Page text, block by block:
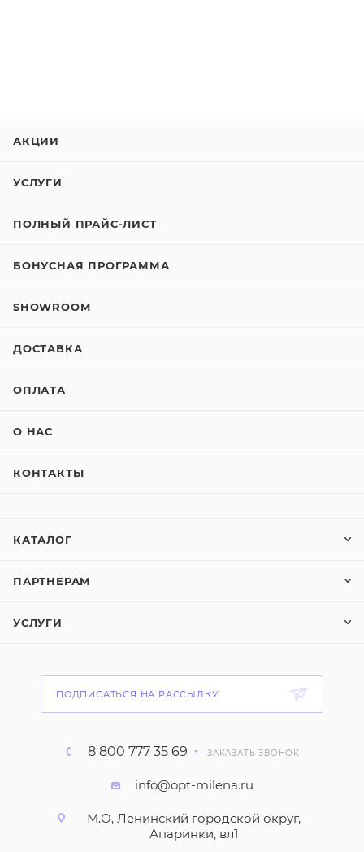
АКЦИИ
УСЛУГИ
ПОЛНЫЙ ПРАЙС-ЛИСТ
БОНУСНАЯ ПРОГРАММА
SHOWROOM
ДОСТАВКА
ОПЛАТА
О НАС
КОНТАКТЫ
КАТАЛОГ
ПАРТНЕРАМ
УСЛУГИ
ПОДПИСАТЬСЯ НА РАССЫЛКУ
8 800 777 35 69 ЗАКАЗАТЬ ЗВОНОК
info@opt-milena.ru
М.О, Ленинский городской округ,
Апаринки, вл1